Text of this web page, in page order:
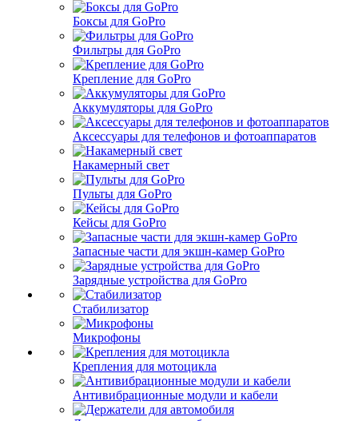
Боксы для GoPro
Фильтры для GoPro
Крепление для GoPro
Аккумуляторы для GoPro
Аксессуары для телефонов и фотоаппаратов
Накамерный свет
Пульты для GoPro
Кейсы для GoPro
Запасные части для экшн-камер GoPro
Зарядные устройства для GoPro
Стабилизатор
Микрофоны
Крепления для мотоцикла
Антивибрационные модули и кабели